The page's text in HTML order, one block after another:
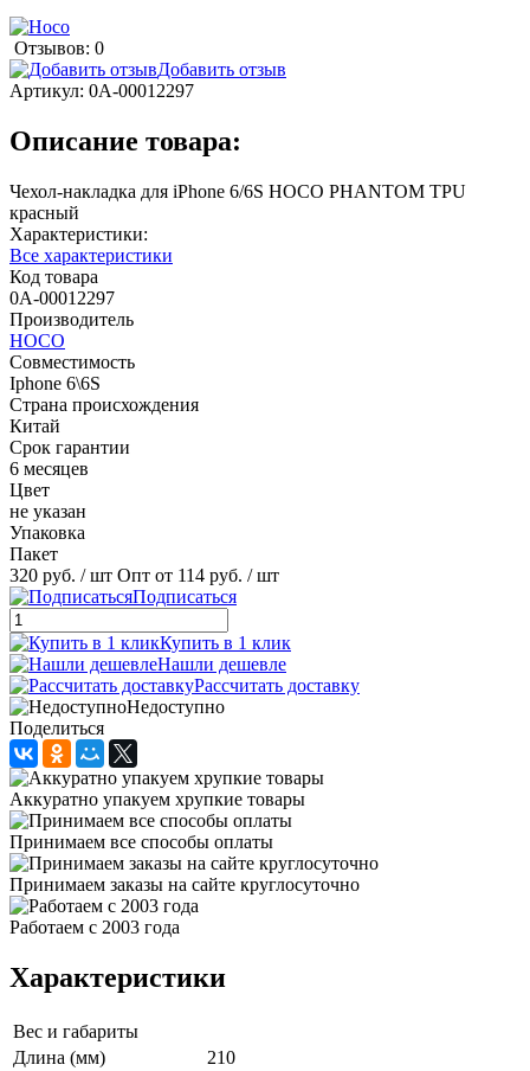
Отзывов: 0
Добавить отзыв
Артикул: 0А-00012297
Описание товара:
Чехол-накладка для iPhone 6/6S HOCO PHANTOM TPU
красный
Характеристики:
Все характеристики
Код товара
0А-00012297
Производитель
HOCO
Совместимость
Iphone 6\6S
Страна происхождения
Китай
Срок гарантии
6 месяцев
Цвет
не указан
Упаковка
Пакет
320 руб. / шт Опт от 114 руб. / шт
Подписаться
Купить в 1 клик
Нашли дешевле
Рассчитать доставку
Недоступно
Поделиться
Аккуратно упакуем хрупкие товары
Принимаем все способы оплаты
Принимаем заказы на сайте круглосуточно
Работаем с 2003 года
Характеристики
Вес и габариты
Длина (мм)
210